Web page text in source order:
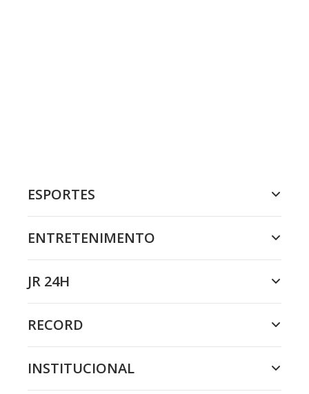
ESPORTES
ENTRETENIMENTO
JR 24H
RECORD
INSTITUCIONAL